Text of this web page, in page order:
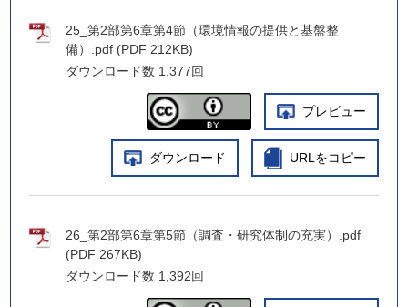
25_第2部第6章第4節（環境情報の提供と基盤整
備）.pdf (PDF 212KB)
ダウンロード数 1,377回
プレビュー
ダウンロード URLをコピー
26_第2部第6章第5節（調査・研究体制の充実）.pdf
(PDF 267KB)
ダウンロード数 1,392回